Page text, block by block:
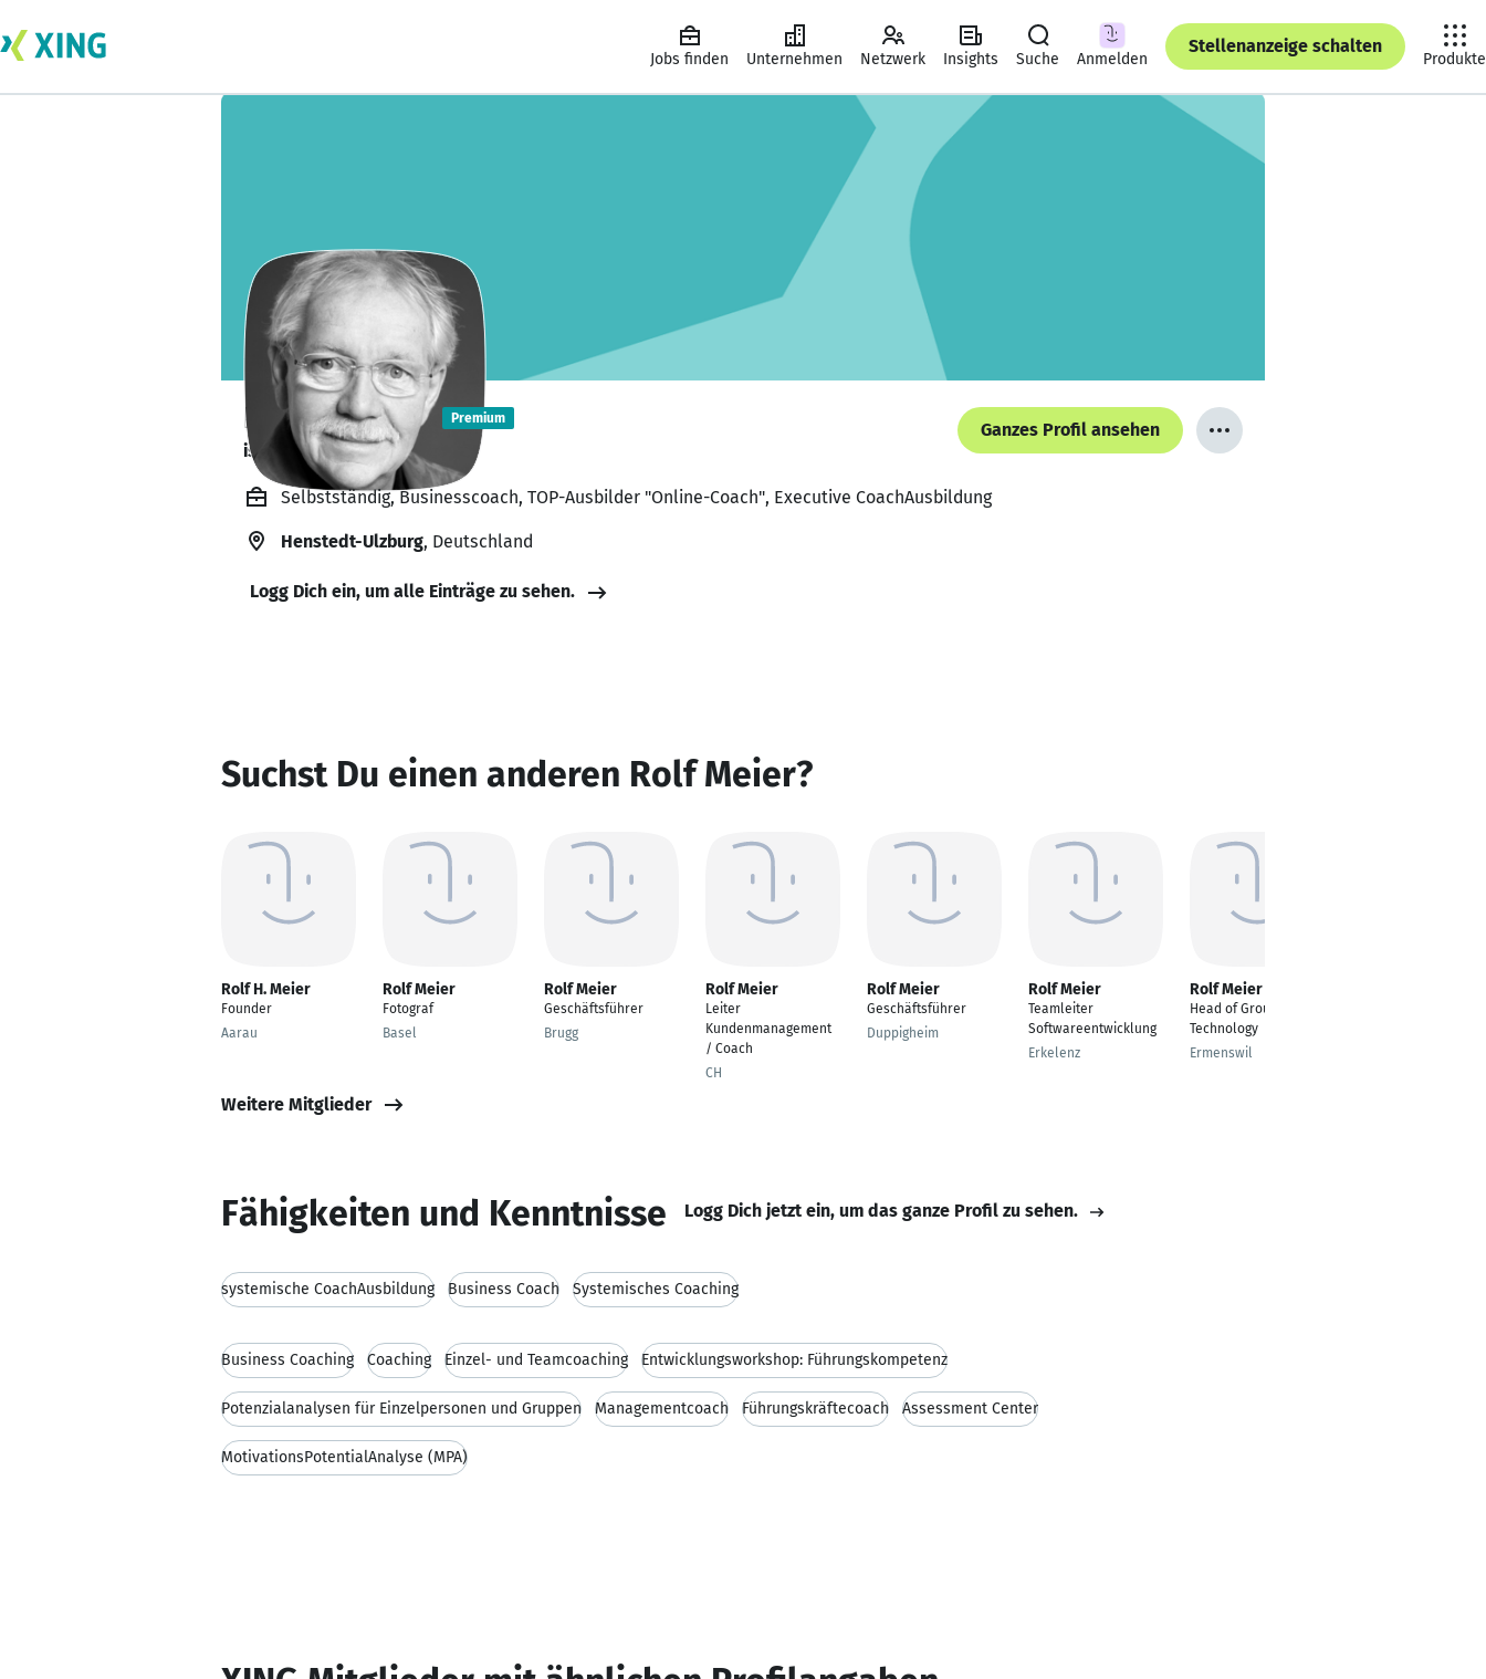
Jobs finden Unternehmen Netzwerk Insights Suche Anmelden
Stellenanzeige schalten
Produkte
Dr. Rolf Meier Premium
ist offen für Projekte. 🔎
Ganzes Profil ansehen
Selbstständig, Businesscoach, TOP-Ausbilder "Online-Coach", Executive CoachAusbildung
Henstedt-Ulzburg, Deutschland
Logg Dich ein, um alle Einträge zu sehen.
Suchst Du einen anderen Rolf Meier?
Rolf H. Meier
Founder
Aarau
Rolf Meier
Fotograf
Basel
Rolf Meier
Geschäftsführer
Brugg
Rolf Meier
Leiter
Kundenmanagement
/ Coach
CH
Rolf Meier
Geschäftsführer
Duppigheim
Rolf Meier
Teamleiter
Softwareentwicklung
Erkelenz
Rolf Meier
Head of Group
Technology
Ermenswil
Weitere Mitglieder
Fähigkeiten und Kenntnisse Logg Dich jetzt ein, um das ganze Profil zu sehen.
systemische CoachAusbildung Business Coach Systemisches Coaching
Business Coaching Coaching Einzel- und Teamcoaching Entwicklungsworkshop: Führungskompetenz
Potenzialanalysen für Einzelpersonen und Gruppen Managementcoach Führungskräftecoach Assessment Center
MotivationsPotentialAnalyse (MPA)